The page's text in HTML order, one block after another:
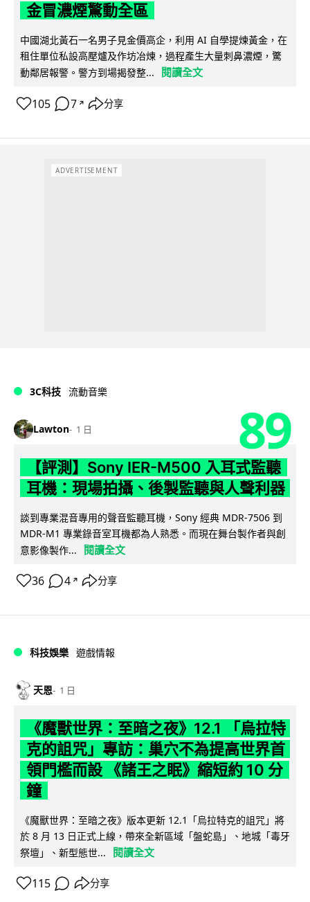
金冒濃煙驚動全區
中國湖北黃石一名男子見金價高企，利用 AI 自學提煉黃金，在
租住單位私設高壓爐及作坊冶煉，過程產生大量刺鼻濃煙，驚
動鄰居報警。警方到場揭發整...
閱讀全文
105 7 ↗ 分享
ADVERTISEMENT
3C科技 流動音樂
Lawton 1 日 89
【評測】Sony IER-M500 入耳式監聽
耳機：現場拍攝、後製監聽與人聲利器
談到專業混音專用的聲音監聽耳機，Sony 經典 MDR-7506 到
MDR-M1 專業錄音室耳機都為人熟悉。而現在舞台製作者與創
意影像製作...
閱讀全文
36 4 ↗ 分享
科技娛樂 遊戲情報
天恩 1 日
《魔獸世界：至暗之夜》12.1 「烏拉特
克的詛咒」專訪：巢穴不為提高世界首
領門檻而設 《諸王之眠》縮短約 10 分
鐘
《魔獸世界：至暗之夜》版本更新 12.1「烏拉特克的詛咒」將
於 8 月 13 日正式上線，帶來全新區域「盤蛇島」、地城「毒牙
祭壇」、新型態世...
閱讀全文
115 分享